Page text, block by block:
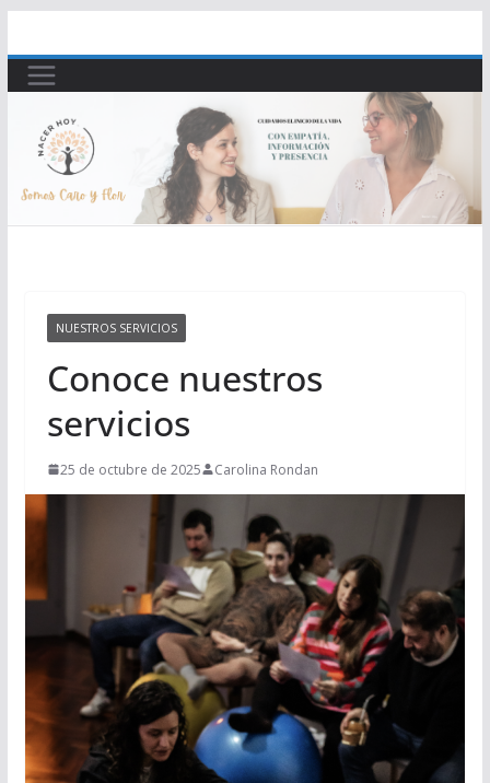
al
contenido
NUESTROS SERVICIOS
Conoce nuestros
servicios
25 de octubre de 2025 Carolina Rondan